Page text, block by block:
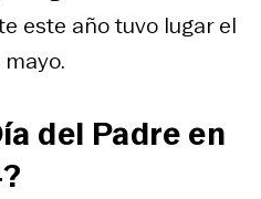
este año tuvo lugar el
del Padre en